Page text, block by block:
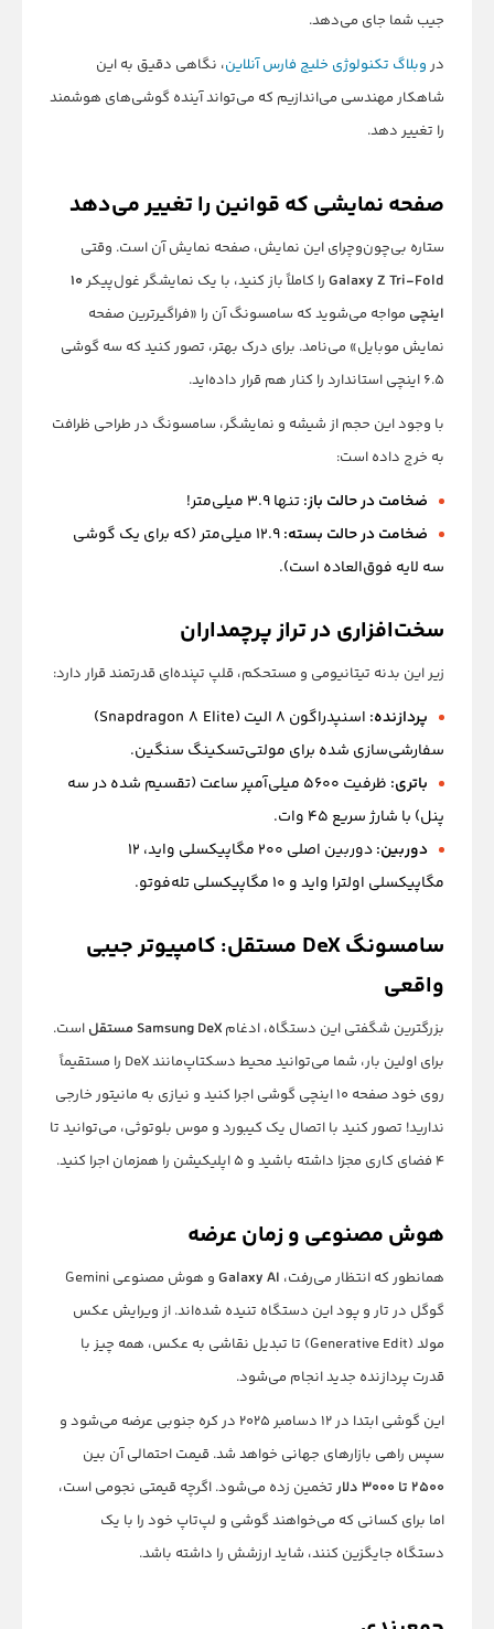
جیب شما جای می‌دهد.
در وبلاگ تکنولوژی خلیج فارس آنلاین، نگاهی دقیق به این
شاهکار مهندسی می‌اندازیم که می‌تواند آینده گوشی‌های هوشمند
را تغییر دهد.
صفحه نمایشی که قوانین را تغییر می‌دهد
ستاره بی‌چون‌وچرای این نمایش، صفحه نمایش آن است. وقتی
Galaxy Z Tri-Fold را کاملاً باز کنید، با یک نمایشگر غول‌پیکر ۱۰
اینچی مواجه می‌شوید که سامسونگ آن را «فراگیرترین صفحه
نمایش موبایل» می‌نامد. برای درک بهتر، تصور کنید که سه گوشی
۶.۵ اینچی استاندارد را کنار هم قرار داده‌اید.
با وجود این حجم از شیشه و نمایشگر، سامسونگ در طراحی ظرافت
به خرج داده است:
ضخامت در حالت باز:تنها ۳.۹ میلی‌متر!
ضخامت در حالت بسته:
۱۲.۹ میلی‌متر (که برای یک گوشی
سه لایه فوق‌العاده است).
سخت‌افزاری در تراز پرچمداران
زیر این بدنه تیتانیومی و مستحکم، قلپ تپنده‌ای قدرتمند قرار دارد:
پردازنده:
اسنپدراگون ۸ الیت (Snapdragon 8 Elite)
سفارشی‌سازی شده برای مولتی‌تسکینگ سنگین.
باتری:
ظرفیت ۵۶۰۰ میلی‌آمپر ساعت (تقسیم شده در سه
پنل) با شارژ سریع ۴۵ وات.
دوربین:
دوربین اصلی ۲۰۰ مگاپیکسلی واید، ۱۲
مگاپیکسلی اولترا واید و ۱۰ مگاپیکسلی تله‌فوتو.
سامسونگ DeX مستقل: کامپیوتر جیبی
واقعی
بزرگترین شگفتی این دستگاه، ادغام Samsung DeX مستقل
است.
برای اولین بار، شما می‌توانید محیط دسکتاپ‌مانند DeX را مستقیماً
روی خود صفحه ۱۰ اینچی گوشی اجرا کنید و نیازی به مانیتور خارجی
ندارید! تصور کنید با اتصال یک کیبورد و موس بلوتوثی، می‌توانید تا
۴ فضای کاری مجزا داشته باشید و ۵ اپلیکیشن را همزمان اجرا کنید.
هوش مصنوعی و زمان عرضه
همانطور که انتظار می‌رفت، Galaxy AI
و هوش مصنوعی Gemini
گوگل در تار و پود این دستگاه تنیده شده‌اند. از ویرایش عکس
مولد (Generative Edit) تا تبدیل نقاشی به عکس، همه چیز با
قدرت پردازنده جدید انجام می‌شود.
این گوشی ابتدا در ۱۲ دسامبر ۲۰۲۵ در کره جنوبی عرضه می‌شود و
سپس راهی بازارهای جهانی خواهد شد. قیمت احتمالی آن بین
۲۵۰۰ تا ۳۰۰۰ دلار
تخمین زده می‌شود. اگرچه قیمتی نجومی است،
اما برای کسانی که می‌خواهند گوشی و لپ‌تاپ خود را با یک
دستگاه جایگزین کنند، شاید ارزشش را داشته باشد.